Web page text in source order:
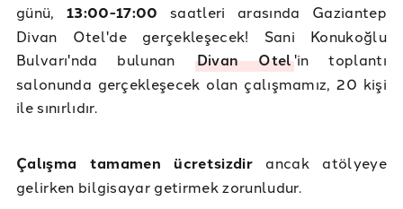
günü,13:00-17:00 saatleri arasında Gaziantep
Divan Otel'de gerçekleşecek! Sani Konukoğlu
Bulvarı'nda bulunan Divan Otel'in toplantı
salonunda gerçekleşecek olan çalışmamız, 20 kişi
ile sınırlıdır.
Çalışma tamamen ücretsizdirancak atölyeye
gelirken bilgisayar getirmek zorunludur.